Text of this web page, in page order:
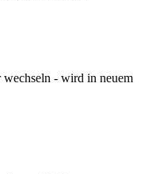
- wird in neuem